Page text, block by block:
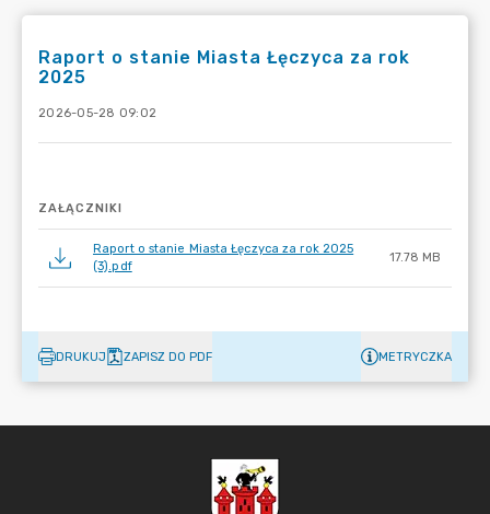
Raport o stanie Miasta Łęczyca za rok
2025
2026-05-28 09:02
ZAŁĄCZNIKI
Raport o stanie Miasta Łęczyca za rok 2025
(3).pdf
17.78 MB
DRUKUJ ZAPISZ DO PDF METRYCZKA